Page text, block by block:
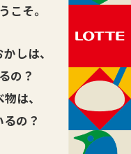
こそ。
しは、
の？
は、
の？